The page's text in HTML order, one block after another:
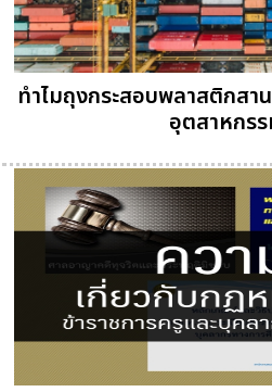
ทำไมถุงกระสอบพลาสติกสา
อุตสาหกร